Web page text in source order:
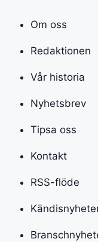
Om oss
Redaktionen
Vår historia
Nyhetsbrev
Tipsa oss
Kontakt
RSS-flöde